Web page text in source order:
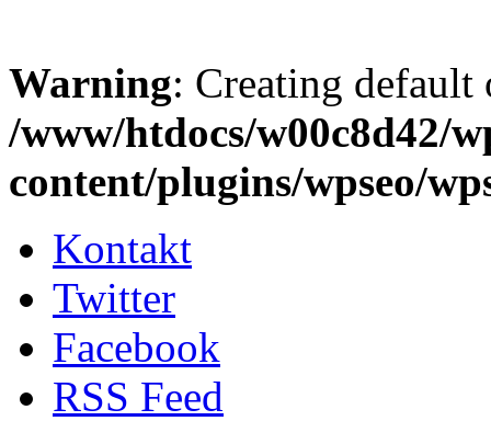
Warning: Creating
/www/htdocs/w00c8d42/
content/plugins/wpseo/
Kontakt
Twitter
Facebook
RSS Feed